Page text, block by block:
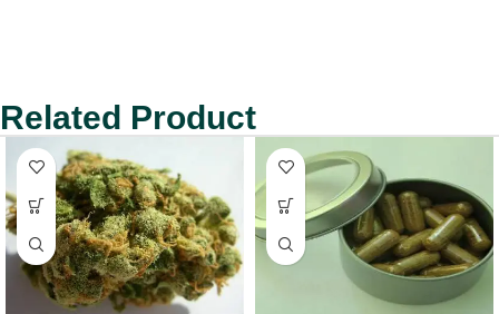
Related Product